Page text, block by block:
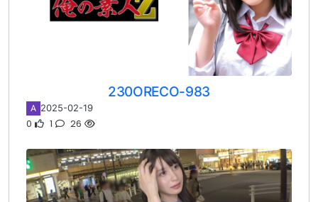
230ORECO-983
A 2025-02-19
0 1 26